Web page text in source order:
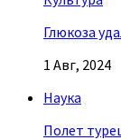
Глюкоза
1 Авг, 2024
Наука
Полет